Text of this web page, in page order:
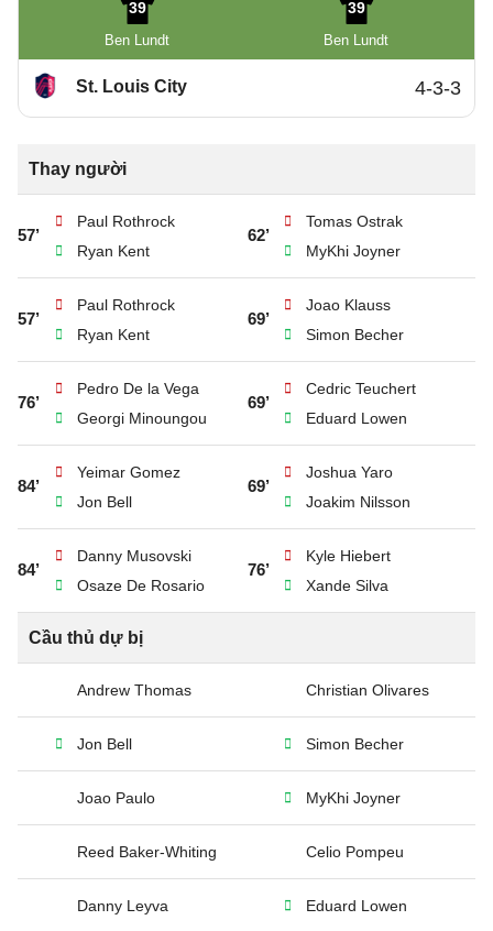
39
Ben Lundt
39
Ben Lundt
St. Louis City 4-3-3
Thay người
57’
Paul Rothrock
Ryan Kent
62’
Tomas Ostrak
MyKhi Joyner
57’
Paul Rothrock
Ryan Kent
69’
Joao Klauss
Simon Becher
76’
Pedro De la Vega
Georgi Minoungou
69’
Cedric Teuchert
Eduard Lowen
84’
Yeimar Gomez
Jon Bell
69’
Joshua Yaro
Joakim Nilsson
84’
Danny Musovski
Osaze De Rosario
76’
Kyle Hiebert
Xande Silva
Cầu thủ dự bị
Andrew Thomas Christian Olivares
Jon Bell Simon Becher
Joao Paulo MyKhi Joyner
Reed Baker-Whiting Celio Pompeu
Danny Leyva Eduard Lowen